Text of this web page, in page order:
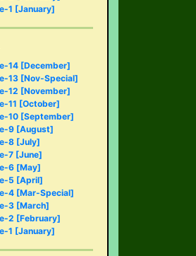
1 [January]
14 [December]
13 [Nov-Special]
12 [November]
11 [October]
10 [September]
9 [August]
8 [July]
7 [June]
6 [May]
5 [April]
4 [Mar-Special]
3 [March]
2 [February]
1 [January]